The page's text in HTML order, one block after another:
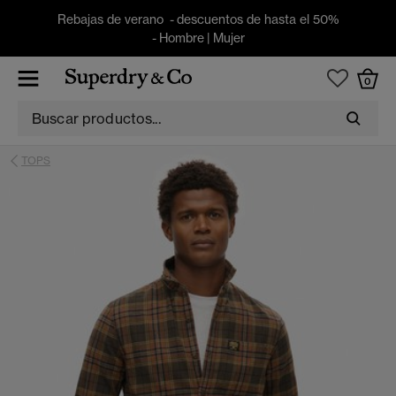
Rebajas de verano - descuentos de hasta el 50%
- Hombre| Mujer
0
TOPS